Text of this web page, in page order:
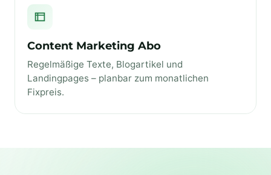
Content Marketing Abo
Regelmäßige Texte, Blogartikel und
Landingpages – planbar zum monatlichen
Fixpreis.